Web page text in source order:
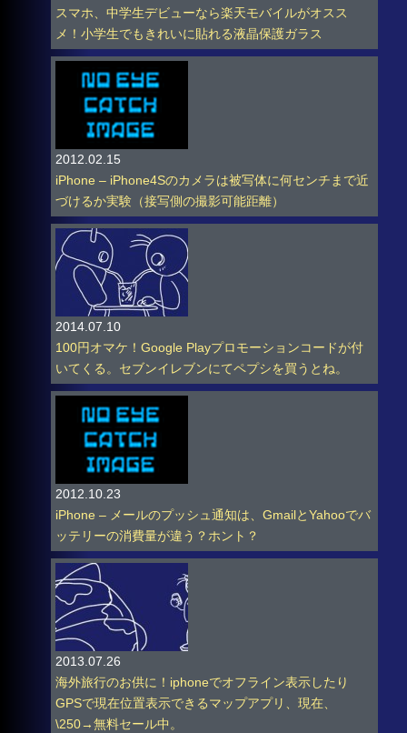
スマホ、中学生デビューなら楽天モバイルがオスス
メ！小学生でもきれいに貼れる液晶保護ガラス
2012.02.15
iPhone – iPhone4Sのカメラは被写体に何センチまで近
づけるか実験（接写側の撮影可能距離）
2014.07.10
100円オマケ！Google Playプロモーションコードが付
いてくる。セブンイレブンにてペプシを買うとね。
2012.10.23
iPhone – メールのプッシュ通知は、GmailとYahooでバ
ッテリーの消費量が違う？ホント？
2013.07.26
海外旅行のお供に！iphoneでオフライン表示したり
GPSで現在位置表示できるマップアプリ、現在、
\250→無料セール中。